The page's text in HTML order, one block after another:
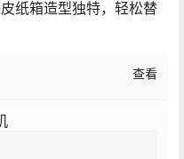
纸箱造型独特，轻松替
查看